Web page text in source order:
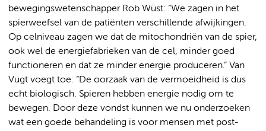
bewegingswetenschapper Rob Wüst: “We zagen in het
spierweefsel van de patiënten verschillende afwijkingen.
Op celniveau zagen we dat de mitochondriën van de spier,
ook wel de energiefabrieken van de cel, minder goed
functioneren en dat ze minder energie produceren.” Van
Vugt voegt toe: “De oorzaak van de vermoeidheid is dus
echt biologisch. Spieren hebben energie nodig om te
bewegen. Door deze vondst kunnen we nu onderzoeken
wat een goede behandeling is voor mensen met post-